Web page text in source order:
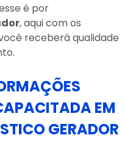
é por
, aqui com os
receberá qualidade
EM
GERADOR